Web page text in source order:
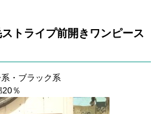
トライプ前開きワンピース
・ブラック系
％